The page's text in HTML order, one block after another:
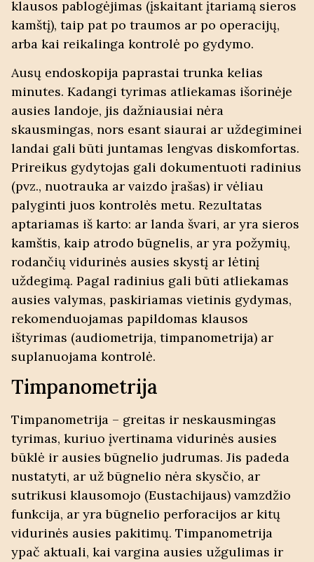
klausos pablogėjimas (įskaitant įtariamą sieros
kamštį), taip pat po traumos ar po operacijų,
arba kai reikalinga kontrolė po gydymo.
Ausų endoskopija paprastai trunka kelias
minutes. Kadangi tyrimas atliekamas išorinėje
ausies landoje, jis dažniausiai nėra
skausmingas, nors esant siaurai ar uždegiminei
landai gali būti juntamas lengvas diskomfortas.
Prireikus gydytojas gali dokumentuoti radinius
(pvz., nuotrauka ar vaizdo įrašas) ir vėliau
palyginti juos kontrolės metu. Rezultatas
aptariamas iš karto: ar landa švari, ar yra sieros
kamštis, kaip atrodo būgnelis, ar yra požymių,
rodančių vidurinės ausies skystį ar lėtinį
uždegimą. Pagal radinius gali būti atliekamas
ausies valymas, paskiriamas vietinis gydymas,
rekomenduojamas papildomas klausos
ištyrimas (audiometrija, timpanometrija) ar
suplanuojama kontrolė.
Timpanometrija
Timpanometrija – greitas ir neskausmingas
tyrimas, kuriuo įvertinama vidurinės ausies
būklė ir ausies būgnelio judrumas. Jis padeda
nustatyti, ar už būgnelio nėra skysčio, ar
sutrikusi klausomojo (Eustachijaus) vamzdžio
funkcija, ar yra būgnelio perforacijos ar kitų
vidurinės ausies pakitimų. Timpanometrija
ypač aktuali, kai vargina ausies užgulimas ir